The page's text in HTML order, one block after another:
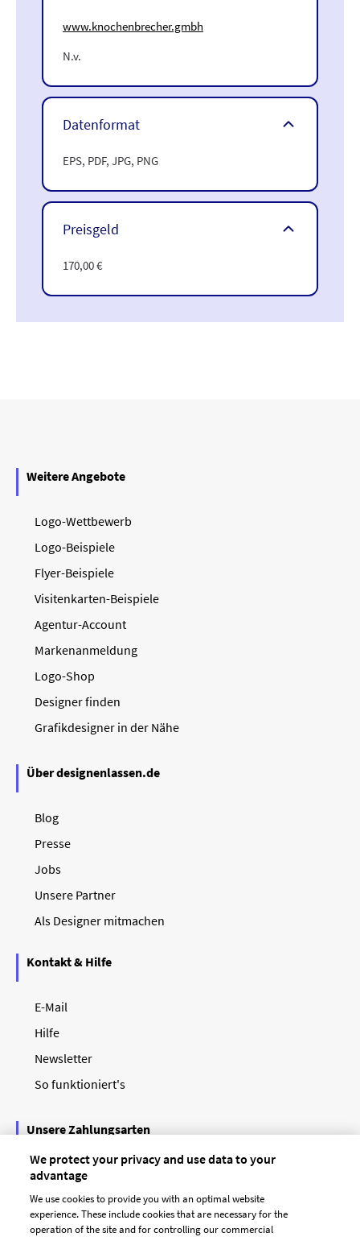
www.knochenbrecher.gmbh
N.v.
Datenformat
EPS, PDF, JPG, PNG
Preisgeld
170,00 €
Weitere Angebote
Logo-Wettbewerb
Logo-Beispiele
Flyer-Beispiele
Visitenkarten-Beispiele
Agentur-Account
Markenanmeldung
Logo-Shop
Designer finden
Grafikdesigner in der Nähe
Über designenlassen.de
Blog
Presse
Jobs
Unsere Partner
Als Designer mitmachen
Kontakt & Hilfe
E-Mail
Hilfe
Newsletter
So funktioniert's
Unsere Zahlungsarten
We protect your privacy and use data to your
advantage
We use cookies to provide you with an optimal website
experience. These include cookies that are necessary for the
operation of the site and for controlling our commercial